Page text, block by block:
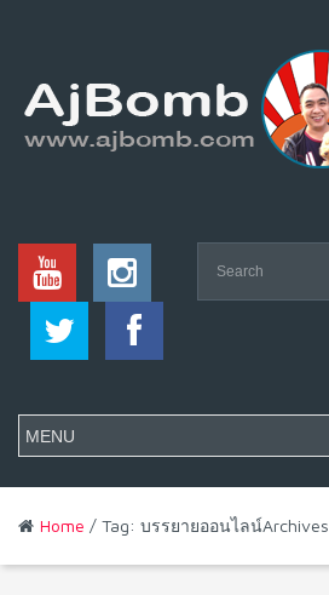
Home / Tag: บรรยายออนไลน์Archives